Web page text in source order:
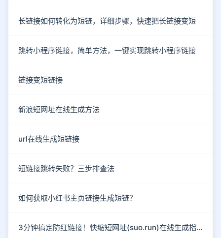
长链接如何转化为短链，详细步骤，快速把长链接变短
跳转小程序链接，简单方法，一键实现跳转小程序链接
链接变短链接
新浪短网址在线生成方法
url在线生成短链接
短链接跳转失败？三步排查法
如何获取小红书主页链接生成短链？
3分钟搞定防红链接！快缩短网址(suo.run)在线生成指南